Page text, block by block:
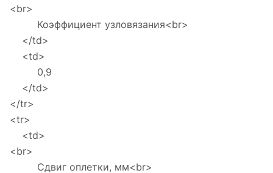
<br>
Коэффициент узловязания<br>
</td>
<td>
0,9
</td>
</tr>
<tr>
<td>
<br>
Сдвиг оплетки, мм<br>